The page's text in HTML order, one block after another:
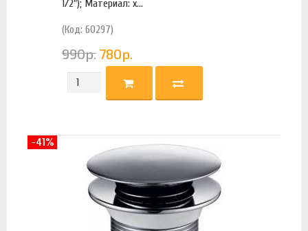
1/2"); Материал: х...
(Код: 60297)
990р. 780р.
-41%